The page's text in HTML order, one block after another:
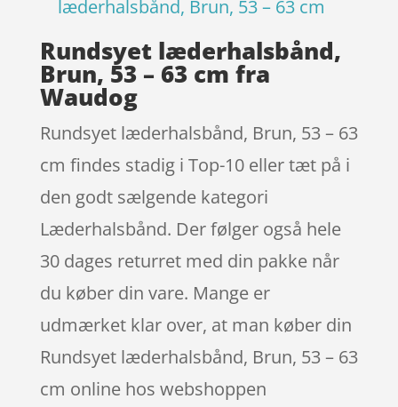
læderhalsbånd, Brun, 53 – 63 cm
Rundsyet læderhalsbånd,
Brun, 53 – 63 cm fra
Waudog
Rundsyet læderhalsbånd, Brun, 53 – 63
cm findes stadig i Top-10 eller tæt på i
den godt sælgende kategori
Læderhalsbånd. Der følger også hele
30 dages returret med din pakke når
du køber din vare. Mange er
udmærket klar over, at man køber din
Rundsyet læderhalsbånd, Brun, 53 – 63
cm online hos webshoppen